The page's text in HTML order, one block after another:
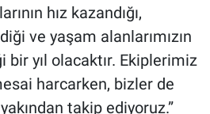
hız kazandığı,
ve yaşam alanlarımızın
yıl olacaktır. Ekiplerimiz
harcarken, bizler de
takip ediyoruz.”